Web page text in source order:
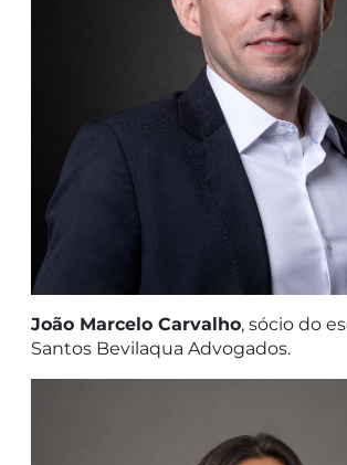
João Marcelo Carvalho, sócio do
Santos Bevilaqua Advogados.